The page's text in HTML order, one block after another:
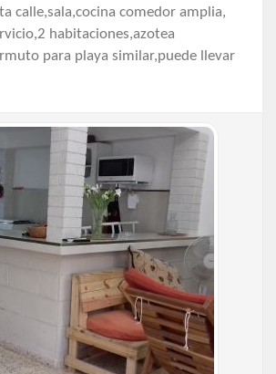
calle,sala,cocina comedor amplia,
habitaciones,azotea
para playa similar,puede llevar